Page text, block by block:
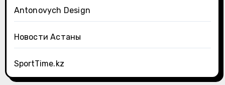
Antonovych Design
Новости Астаны
SportTime.kz